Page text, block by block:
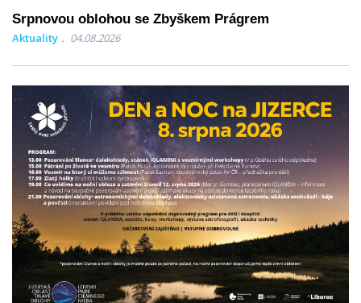
Srpnovou oblohou se Zbyškem Prágrem
Aktuality 04.08.2026